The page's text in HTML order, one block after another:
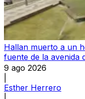
Hallan muerto a un
fuente de la avenida
9 ago 2026
Esther Herrero